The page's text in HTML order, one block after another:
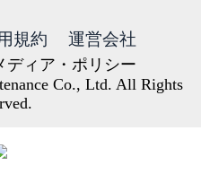
規約 運営会社
ディア・ポリシー
Co., Ltd. All Rights